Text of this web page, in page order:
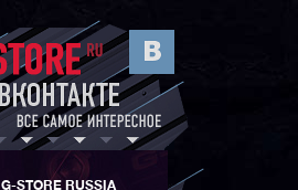
G-STORE RUSSIA